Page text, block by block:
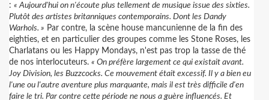
: « Aujourd'hui on n'écoute plus tellement de musique issue des sixties.
Plutôt des artistes britanniques contemporains. Dont les Dandy
Warhols. » Par contre, la scène house mancunienne de la fin des
eighties, et en particulier des groupes comme les Stone Roses, les
Charlatans ou les Happy Mondays, n'est pas trop la tasse de thé
de nos interlocuteurs. « On préfère largement ce qui existait avant.
Joy Division, les Buzzcocks. Ce mouvement était excessif. Il y a bien eu
l'une ou l'autre aventure plus marquante, mais il est très difficile d'en
faire le tri. Par contre cette période ne nous a guère influencés. Et